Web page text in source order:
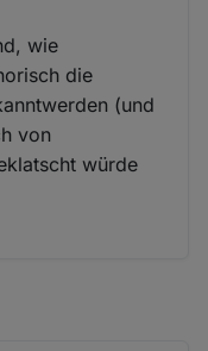
wie
die
(und
von
würde